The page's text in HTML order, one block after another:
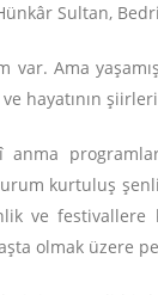
Sultan,
var. Ama
hayatının
anma
kurtuluş
ve festivallere
olmak üzere